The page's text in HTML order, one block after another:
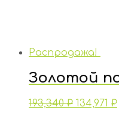
Распродажа!
Золотой
193,340₽ 134,971 ₽